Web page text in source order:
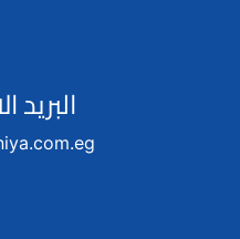
البريد